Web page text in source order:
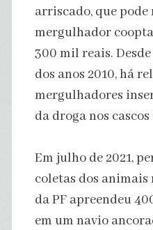
arriscado, que pode
mergulhador
300 mil reais.
dos anos 2010, há
mergulhadores
da droga nos
Em julho de 2021,
coletas dos animais
da PF apreendeu
em um navio